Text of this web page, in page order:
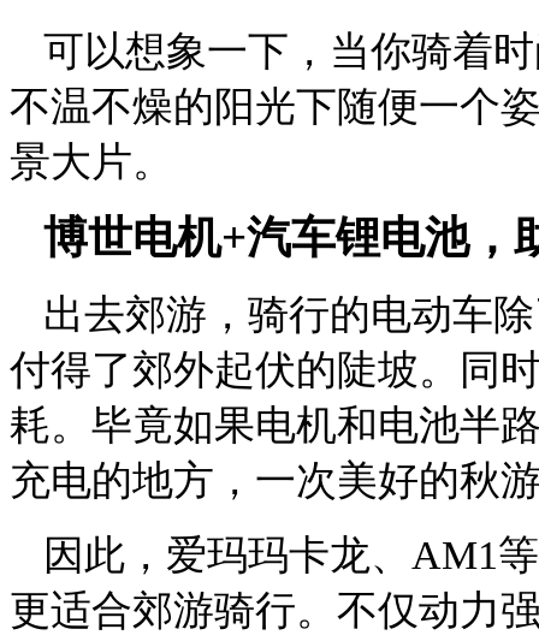
可以想象一下，当你骑着
不温不燥的阳光下随便一个
景大片。
博世电机+汽车锂电池，
出去郊游，骑行的电动车
付得了郊外起伏的陡坡。同
耗。毕竟如果电机和电池半
充电的地方，一次美好的秋
因此，爱玛玛卡龙、AM1
更适合郊游骑行。不仅动力